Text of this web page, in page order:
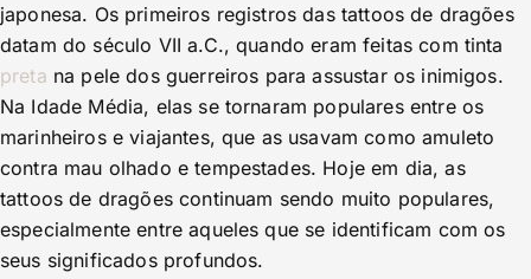
japonesa. Os primeiros registros das tattoos de dragões
datam do século VII a.C., quando eram feitas com tinta
preta na pele dos guerreiros para assustar os inimigos.
Na Idade Média, elas se tornaram populares entre os
marinheiros e viajantes, que as usavam como amuleto
contra mau olhado e tempestades. Hoje em dia, as
tattoos de dragões continuam sendo muito populares,
especialmente entre aqueles que se identificam com os
seus significados profundos.